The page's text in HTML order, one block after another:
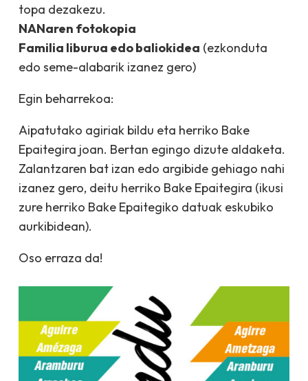
topa dezakezu.
NANaren fotokopia
Familia liburua edo baliokidea (ezkonduta
edo seme-alabarik izanez gero)
Egin beharrekoa:
Aipatutako agiriak bildu eta herriko Bake
Epaitegira joan. Bertan egingo dizute aldaketa.
Zalantzaren bat izan edo argibide gehiago nahi
izanez gero, deitu herriko Bake Epaitegira (ikusi
zure herriko Bake Epaitegiko datuak eskubiko
aurkibidean).
Oso erraza da!